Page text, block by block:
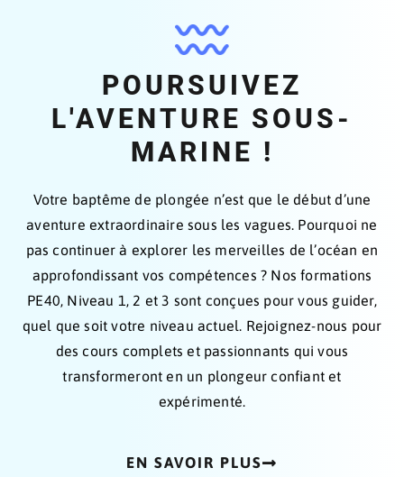
POURSUIVEZ
L'AVENTURE SOUS-
MARINE !
Votre baptême de plongée n’est que le début d’une
aventure extraordinaire sous les vagues. Pourquoi ne
pas continuer à explorer les merveilles de l’océan en
approfondissant vos compétences ? Nos formations
PE40, Niveau 1, 2 et 3 sont conçues pour vous guider,
quel que soit votre niveau actuel. Rejoignez-nous pour
des cours complets et passionnants qui vous
transformeront en un plongeur confiant et
expérimenté.
EN SAVOIR PLUS